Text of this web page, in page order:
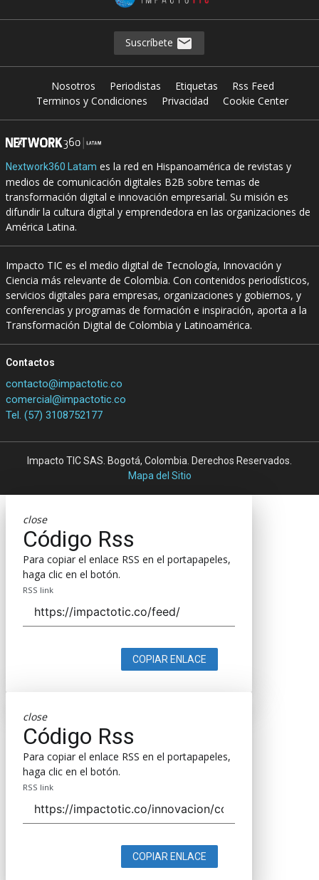
Suscríbete
Nosotros Periodistas Etiquetas
Rss Feed
Terminos y Condiciones
Privacidad Cookie Center
Nextwork360 Latam es la red en Hispanoamérica de revistas y
medios de comunicación digitales B2B sobre temas de
transformación digital e innovación empresarial. Su misión es
difundir la cultura digital y emprendedora en las organizaciones de
América Latina.
Impacto TIC es el medio digital de Tecnología, Innovación y
Ciencia más relevante de Colombia. Con contenidos periodísticos,
servicios digitales para empresas, organizaciones y gobiernos, y
conferencias y programas de formación e inspiración, aporta a la
Transformación Digital de Colombia y Latinoamérica.
Contactos
contacto@impactotic.co
comercial@impactotic.co
Tel. (57) 3108752177
Impacto TIC SAS. Bogotá, Colombia. Derechos Reservados.
Mapa del Sitio
close
Código Rss
Para copiar el enlace RSS en el portapapeles,
haga clic en el botón.
RSS link
COPIAR ENLACE
close
Código Rss
Para copiar el enlace RSS en el portapapeles,
haga clic en el botón.
RSS link
COPIAR ENLACE